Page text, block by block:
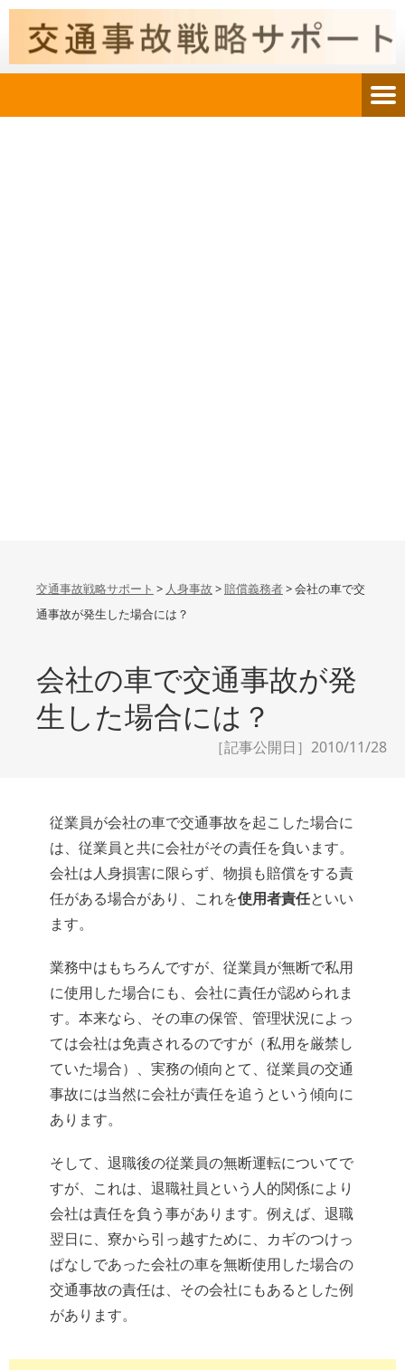
交通事故戦略サポート > 人身事故 > 賠償義務者>会社の車で交
通事故が発生した場合には？
会社の車で交通事故が発
生した場合には？
［記事公開日］2010/11/28
従業員が会社の車で交通事故を起こした場合に
は、従業員と共に会社がその責任を負います。
会社は人身損害に限らず、物損も賠償をする責
任がある場合があり、これを使用者責任といい
ます。
業務中はもちろんですが、従業員が無断で私用
に使用した場合にも、会社に責任が認められま
す。本来なら、その車の保管、管理状況によっ
ては会社は免責されるのですが（私用を厳禁し
ていた場合）、実務の傾向とて、従業員の交通
事故には当然に会社が責任を追うという傾向に
あります。
そして、退職後の従業員の無断運転についてで
すが、これは、退職社員という人的関係により
会社は責任を負う事があります。例えば、退職
翌日に、寮から引っ越すために、カギのつけっ
ぱなしであった会社の車を無断使用した場合の
交通事故の責任は、その会社にもあるとした例
があります。